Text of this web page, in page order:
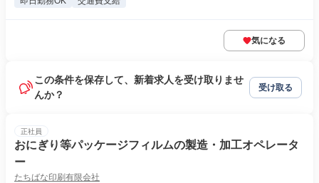
気になる
この条件を保存して、新着求人を受け取りませ
んか？
受け取る
正社員
おにぎり等パッケージフィルムの製造・加工オペレータ
ー
たちばな印刷有限会社